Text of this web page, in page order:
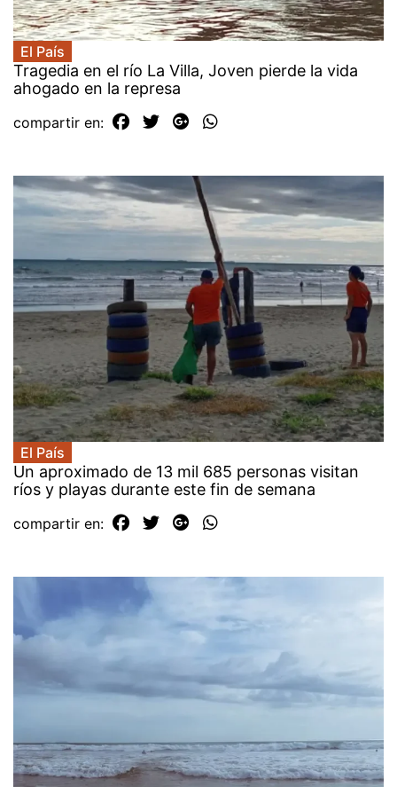
El País
Tragedia en el río La Villa, Joven pierde la vida
ahogado en la represa
compartir en:
El País
Un aproximado de 13 mil 685 personas visitan
ríos y playas durante este fin de semana
compartir en: